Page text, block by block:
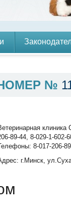
№
89-44, 8-029-1-602-
8-017-206-
г.Минск,